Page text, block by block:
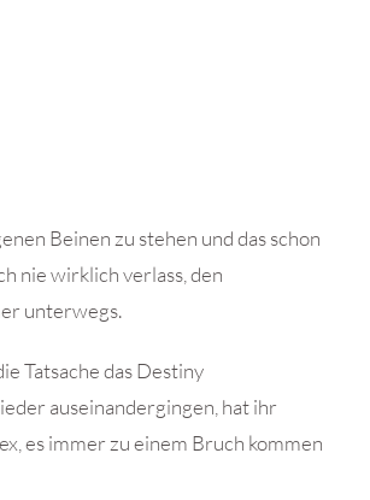
Beinen zu stehen und das schon
nie wirklich verlass, den
unterwegs.
Tatsache das Destiny
auseinandergingen, hat ihr
es immer zu einem Bruch kommen